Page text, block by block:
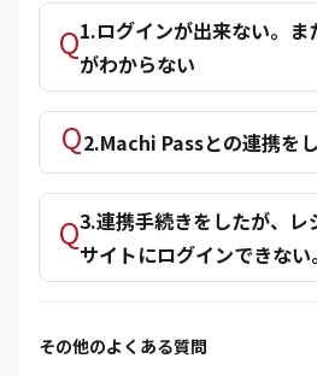
1.ログインが出来ない。ま
がわからない
2.Machi Passとの連携をし
3.連携手続きをしたが、レ
サイトにログインできない。
その他のよくある質問